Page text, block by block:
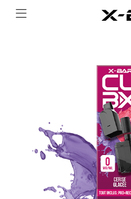
KONTAKTIERE UNS.